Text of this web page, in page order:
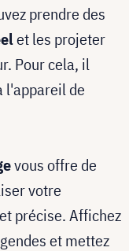
prendre des
et les projeter
Pour cela, il
l'appareil de
vous offre de
votre
précise. Affichez
et mettez